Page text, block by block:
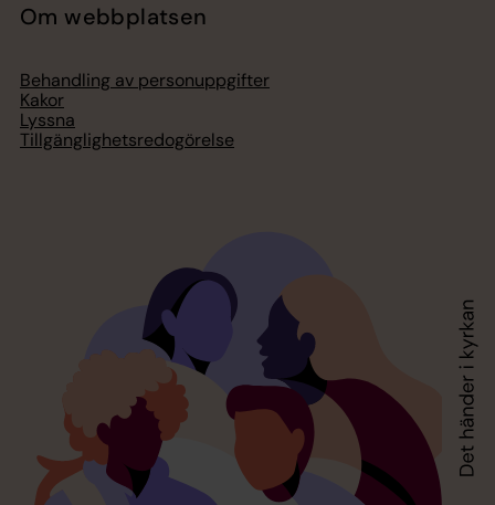
Om webbplatsen
Behandling av personuppgifter
Kakor
Lyssna
Tillgänglighetsredogörelse